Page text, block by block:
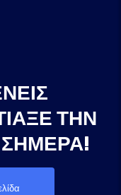
ΤΗΝ
ΣΉΜΕΡΑ!